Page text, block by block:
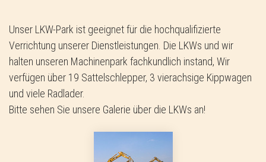
Unser LKW-Park ist geeignet für die hochqualifizierte
Verrichtung unserer Dienstleistungen. Die LKWs und wir
halten unseren Machinenpark fachkundlich instand, Wir
verfügen über 19 Sattelschlepper, 3 vierachsige Kippwagen
und viele Radlader.
Bitte sehen Sie unsere Galerie über die LKWs an!